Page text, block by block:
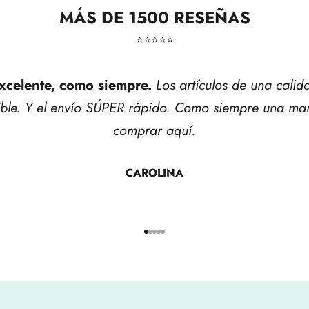
MÁS DE 1500 RESEÑAS
⭐​⭐​⭐​⭐​⭐​
como siempre. Los artículos de una
Y el envío SÚPER rápido. Como siempre una
comprar aquí.
CAROLINA
Ir al artículo 1
Ir al artículo 2
Ir al artículo 3
Ir al artículo 4
Ir al artículo 5